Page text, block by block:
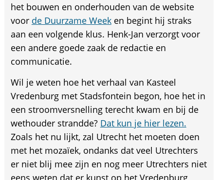
het bouwen en onderhouden van de website
voor de Duurzame Weeken begint hij straks
aan een volgende klus. Henk-Jan verzorgt voor
een andere goede zaak de redactie en
communicatie.
Wil je weten hoe het verhaal van Kasteel
Vredenburg met Stadsfontein begon, hoe het in
een stroomversnelling terecht kwam en bij de
wethouder strandde? Dat kun je hier lezen.
Zoals het nu lijkt, zal Utrecht het moeten doen
met het mozaïek, ondanks dat veel Utrechters
er niet blij mee zijn en nog meer Utrechters niet
eens weten dat er kunst op het Vredenburg